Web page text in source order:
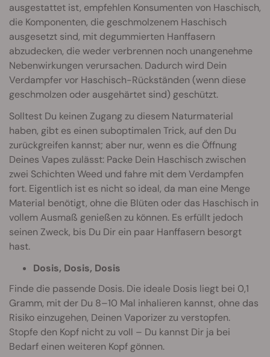
ausgestattet ist, empfehlen Konsumenten von Haschisch,
die Komponenten, die geschmolzenem Haschisch
ausgesetzt sind, mit degummierten Hanffasern
abzudecken, die weder verbrennen noch unangenehme
Nebenwirkungen verursachen. Dadurch wird Dein
Verdampfer vor Haschisch-Rückständen (wenn diese
geschmolzen oder ausgehärtet sind) geschützt.
Solltest Du keinen Zugang zu diesem Naturmaterial
haben, gibt es einen suboptimalen Trick, auf den Du
zurückgreifen kannst; aber nur, wenn es die Öffnung
Deines Vapes zulässt: Packe Dein Haschisch zwischen
zwei Schichten Weed und fahre mit dem Verdampfen
fort. Eigentlich ist es nicht so ideal, da man eine Menge
Material benötigt, ohne die Blüten oder das Haschisch in
vollem Ausmaß genießen zu können. Es erfüllt jedoch
seinen Zweck, bis Du Dir ein paar Hanffasern besorgt
hast.
Dosis, Dosis, Dosis
Finde die passende Dosis. Die ideale Dosis liegt bei 0,1
Gramm, mit der Du 8–10 Mal inhalieren kannst, ohne das
Risiko einzugehen, Deinen Vaporizer zu verstopfen.
Stopfe den Kopf nicht zu voll – Du kannst Dir ja bei
Bedarf einen weiteren Kopf gönnen.